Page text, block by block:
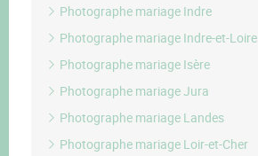
Photographe mariage Indre
Photographe mariage Indre-et-Loire
Photographe mariage Isère
Photographe mariage Jura
Photographe mariage Landes
Photographe mariage Loir-et-Cher